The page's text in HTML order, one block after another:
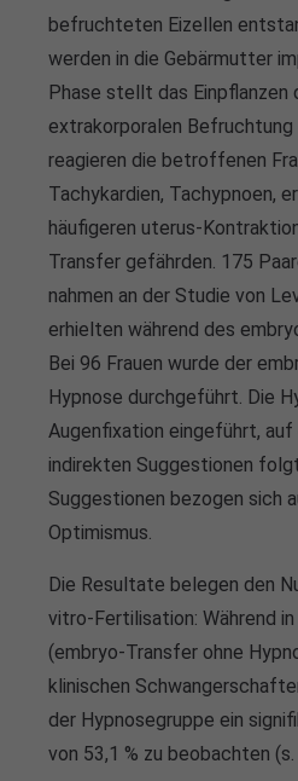
info@yourdomain.com
About us
Lorem ipsum dolor sit
adipiscing elit.
Aenean commodo ligula eget
Cum sociis natoque
montes, nascetur ridiculus
ultricies nec.
befruchteten Eizellen
werden in die Gebärmutter
Phase stellt das Einpflanzen
extrakorporalen Befruchtung
reagieren die betroffenen
Tachykardien, Tachypnoen,
häufigeren uterus-
Transfer gefährden. 175
nahmen an der Studie von
erhielten während des
Bei 96 Frauen wurde der
Hypnose durchgeführt. Die
Augenfixation eingeführt, auf
indirekten Suggestionen
Suggestionen bezogen sich
Optimismus.
Die Resultate belegen den
vitro-Fertilisation: Während
(embryo-Transfer ohne
klinischen
der Hypnosegruppe ein
von 53,1 % zu beobachten